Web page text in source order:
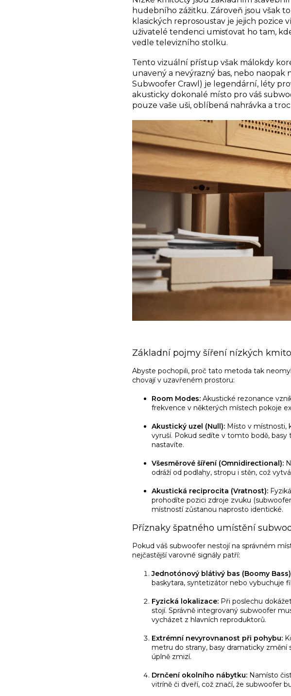
hudebního zážitku. Zároveň jsou však
klasických reprosoustav je jejich
uživatelé tendenci umisťovat ho tam,
vedle televizního stolku.
Tento vizuální přístup však málokdy
unavený a nevýrazný bas, nebo naopak
Subwoofer Crawl) je legendární, léty
akusticky dokonalé místo pro váš
pouze vaše uši, oblíbená nahrávka a
Základní pojmy šíření nízkých
Abyste pochopili, proč tato metoda tak
chovají v uzavřeném prostoru:
Room Modes: Akustické rezonance
frekvence v některých místech pokoje
Akustický uzel (Null): Místo v místnosti,
vyruší. Pokud sedíte v tomto bodě,
nastavíte.
Všesměrové šíření (Omnidirectional):
odráží od podlahy, stropu i stěn, což
Akustická reciprocita (Vratnost):
prohodíte pozici zdroje zvuku
místností zůstanou naprosto identické.
Příznaky špatného umístění
Pokud váš subwoofer nestojí na správném
nejčastější varovné signály patří:
Jednotónový blátivý bas (Boomy
baskytara, syntetizátor nebo vybuchuje
Fyzická lokalizace: Při poslechu
stojí. Správně integrovaný subwoofer
vycházet z hlavních reproduktorů.
Extrémní nevyrovnanost při pohybu:
metru do strany, basy dramaticky změní
úplně zmizí.
Drnčení okolního nábytku: Namísto
vitríně či dveří, což značí, že subwoofer